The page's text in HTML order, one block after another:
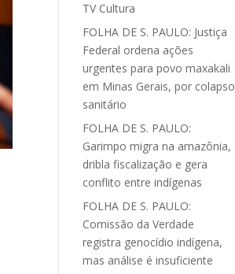
TV Cultura
FOLHA DE S. PAULO: Justiça
Federal ordena ações
urgentes para povo maxakali
em Minas Gerais, por colapso
sanitário
FOLHA DE S. PAULO:
Garimpo migra na amazônia,
dribla fiscalização e gera
conflito entre indígenas
FOLHA DE S. PAULO:
Comissão da Verdade
registra genocídio indígena,
mas análise é insuficiente